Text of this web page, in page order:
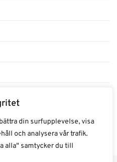
din surfupplevelse, visa
och analysera vår trafik.
alla" samtycker du till